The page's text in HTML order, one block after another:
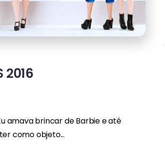
2016
amava brincar de Barbie e até
como objeto...